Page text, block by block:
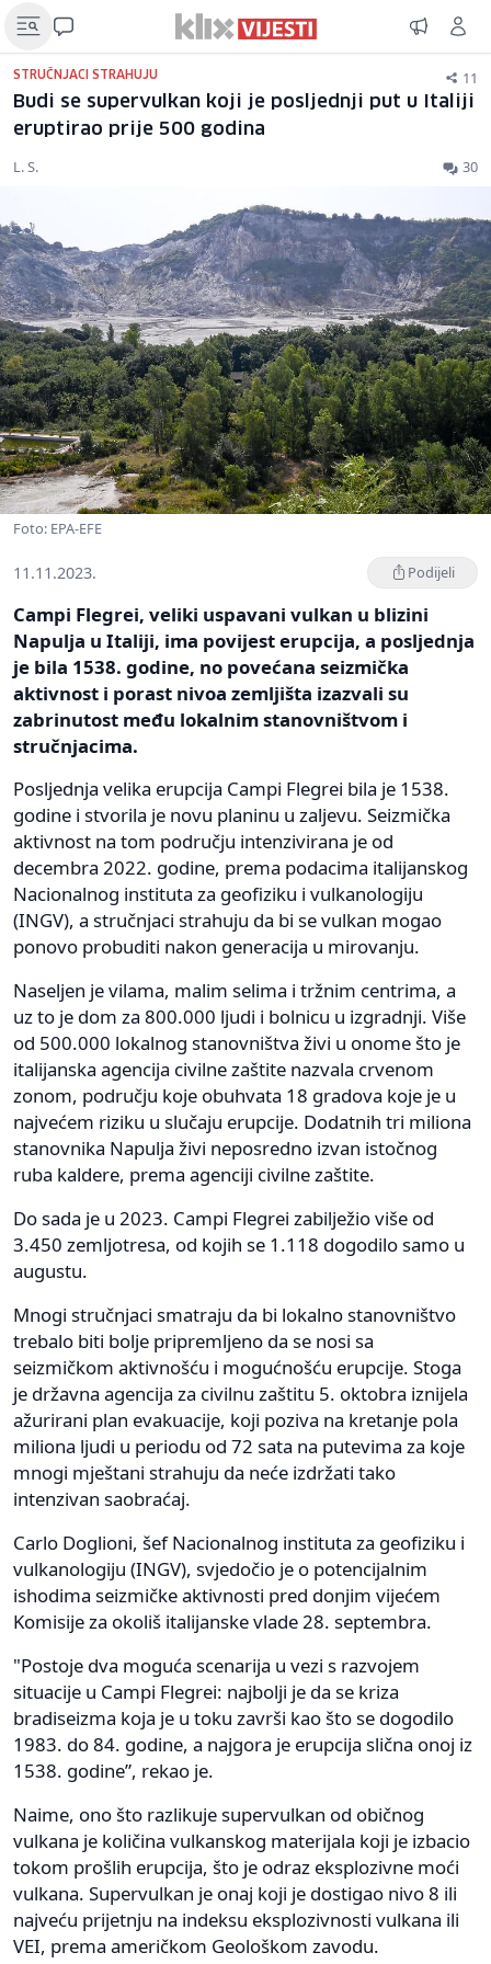
STRUČNJACI STRAHUJU 11
Budi se supervulkan koji je posljednji put u Italiji
eruptirao prije 500 godina
L. S. 30
Foto: EPA-EFE
11.11.2023. Podijeli
Campi Flegrei, veliki uspavani vulkan u blizini
Napulja u Italiji, ima povijest erupcija, a posljednja
je bila 1538. godine, no povećana seizmička
aktivnost i porast nivoa zemljišta izazvali su
zabrinutost među lokalnim stanovništvom i
stručnjacima.
Posljednja velika erupcija Campi Flegrei bila je 1538.
godine i stvorila je novu planinu u zaljevu. Seizmička
aktivnost na tom području intenzivirana je od
decembra 2022. godine, prema podacima italijanskog
Nacionalnog instituta za geofiziku i vulkanologiju
(INGV), a stručnjaci strahuju da bi se vulkan mogao
ponovo probuditi nakon generacija u mirovanju.
Naseljen je vilama, malim selima i tržnim centrima, a
uz to je dom za 800.000 ljudi i bolnicu u izgradnji. Više
od 500.000 lokalnog stanovništva živi u onome što je
italijanska agencija civilne zaštite nazvala crvenom
zonom, području koje obuhvata 18 gradova koje je u
najvećem riziku u slučaju erupcije. Dodatnih tri miliona
stanovnika Napulja živi neposredno izvan istočnog
ruba kaldere, prema agenciji civilne zaštite.
Do sada je u 2023. Campi Flegrei zabilježio više od
3.450 zemljotresa, od kojih se 1.118 dogodilo samo u
augustu.
Mnogi stručnjaci smatraju da bi lokalno stanovništvo
trebalo biti bolje pripremljeno da se nosi sa
seizmičkom aktivnošću i mogućnošću erupcije. Stoga
je državna agencija za civilnu zaštitu 5. oktobra iznijela
ažurirani plan evakuacije, koji poziva na kretanje pola
miliona ljudi u periodu od 72 sata na putevima za koje
mnogi mještani strahuju da neće izdržati tako
intenzivan saobraćaj.
Carlo Doglioni, šef Nacionalnog instituta za geofiziku i
vulkanologiju (INGV), svjedočio je o potencijalnim
ishodima seizmičke aktivnosti pred donjim vijećem
Komisije za okoliš italijanske vlade 28. septembra.
"Postoje dva moguća scenarija u vezi s razvojem
situacije u Campi Flegrei: najbolji je da se kriza
bradiseizma koja je u toku završi kao što se dogodilo
1983. do 84. godine, a najgora je erupcija slična onoj iz
1538. godine”, rekao je.
Naime, ono što razlikuje supervulkan od običnog
vulkana je količina vulkanskog materijala koji je izbacio
tokom prošlih erupcija, što je odraz eksplozivne moći
vulkana. Supervulkan je onaj koji je dostigao nivo 8 ili
najveću prijetnju na indeksu eksplozivnosti vulkana ili
VEI, prema američkom Geološkom zavodu.